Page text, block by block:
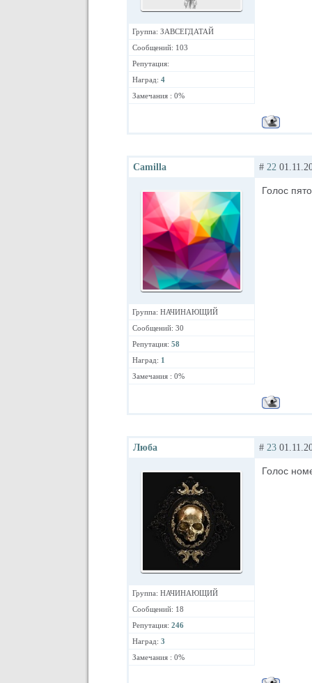
Группа: ЗАВСЕГДАТАЙ
Сообщений: 103
Репутация:
Наград: 4
Замечания : 0%
Camilla
Группа: НАЧИНАЮЩИЙ
Сообщений: 30
Репутация: 58
Наград: 1
Замечания : 0%
# 22
Голос
Люба
Группа: НАЧИНАЮЩИЙ
Сообщений: 18
Репутация: 246
Наград: 3
Замечания : 0%
# 23
Голос